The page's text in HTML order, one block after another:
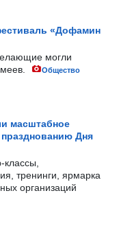
«Дофамин
могли
Общество
масштабное
Дня
тренинги, ярмарка
организаций